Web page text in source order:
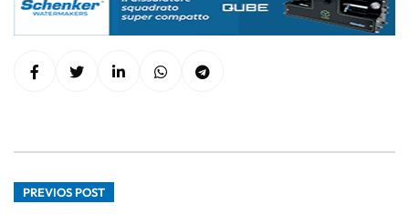
PREVIOS POST